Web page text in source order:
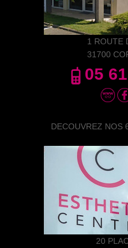
1 ROUTE
31700
05
DECOUVREZ NOS
20